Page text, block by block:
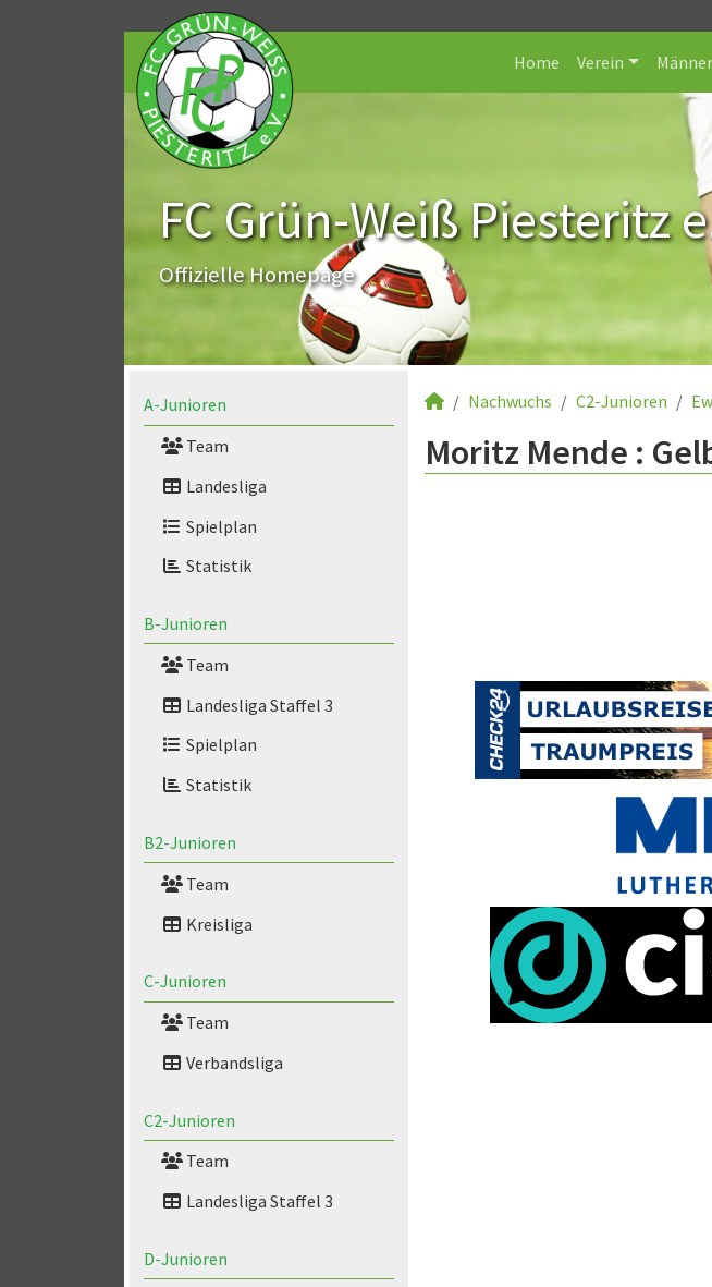
Home Verein Männer
FC Grün-Weiß Piesteritz
Offizielle Homepage
A-Junioren
Team
Landesliga
Spielplan
Statistik
B-Junioren
Team
Landesliga Staffel 3
Spielplan
Statistik
B2-Junioren
Team
Kreisliga
C-Junioren
Team
Verbandsliga
C2-Junioren
Team
Landesliga Staffel 3
D-Junioren
Nachwuchs C2-Junioren
Moritz Mende :